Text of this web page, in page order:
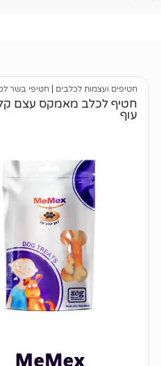
חטיפים ועצמות לכלבים | חטיפי בשר
חטיף לכלב מאמקס עצם
עוף